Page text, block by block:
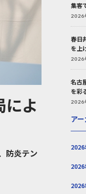
よ
防炎テン
集客
2026
春日
を上
2026
名古
を彩
2026
ア
2026
2026
2026